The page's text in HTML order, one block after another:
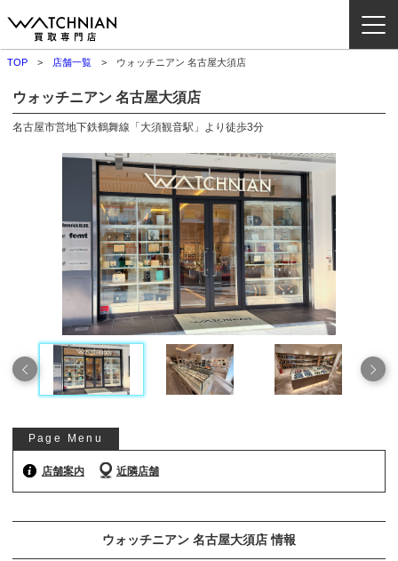
ブランドから探す
取扱いカテゴリ
よくある質問
お役立ち情報
お問い合わせ
0120-954-800
メール査定はこちらから
TOP 店舗一覧 ウォッチニアン 名古屋大須店
ウォッチニアン 名古屋大須店
名古屋市営地下鉄鶴舞線「大須観音駅」より徒歩3分
Page Menu
店舗案内 近隣店舗
ウォッチニアン 名古屋大須店 情報